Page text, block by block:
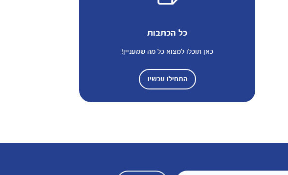
כל הכתבות
כאן תוכלו למצוא כל מה שמעניין!
התחילו עכשיו